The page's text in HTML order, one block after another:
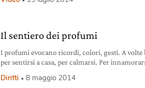
mesi più caldi dell’anno.
Il sentiero dei profumi
I profumi evocano ricordi, colori, gesti. A volte
per sentirsi a casa, per calmarsi. Per
Diritti 8 maggio 2014